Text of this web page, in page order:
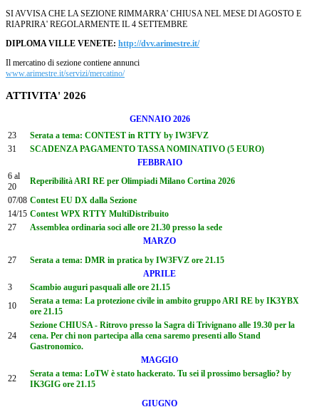
SI AVVISA CHE LA SEZIONE RIMMARRA' CHIUSA NEL MESE DI AGOSTO E
RIAPRIRA' REGOLARMENTE IL 4 SETTEMBRE
DIPLOMA VILLE VENETE: http://dvv.arimestre.it/
Il mercatino di sezione contiene annunci
www.arimestre.it/servizi/mercatino/
ATTIVITA' 2026
GENNAIO 2026
23
Serata a tema: CONTEST in RTTY by IW3FVZ
31
SCADENZA PAGAMENTO TASSA NOMINATIVO (5 EURO)
FEBBRAIO
6 al
20
Reperibilità ARI RE per Olimpiadi Milano Cortina 2026
07/08 Contest EU DX dalla Sezione
14/15 Contest WPX RTTY MultiDistribuito
27
Assemblea ordinaria soci alle ore 21.30 presso la sede
MARZO
27
Serata a tema: DMR in pratica by IW3FVZ ore 21.15
APRILE
3
Scambio auguri pasquali alle ore 21.15
10
Serata a tema: La protezione civile in ambito gruppo ARI RE by IK3YBX
ore 21.15
24
Sezione CHIUSA - Ritrovo presso la Sagra di Trivignano alle 19.30 per la
cena. Per chi non partecipa alla cena saremo presenti allo Stand
Gastronomico.
MAGGIO
22
Serata a tema: LoTW è stato hackerato. Tu sei il prossimo bersaglio? by
IK3GIG ore 21.15
GIUGNO